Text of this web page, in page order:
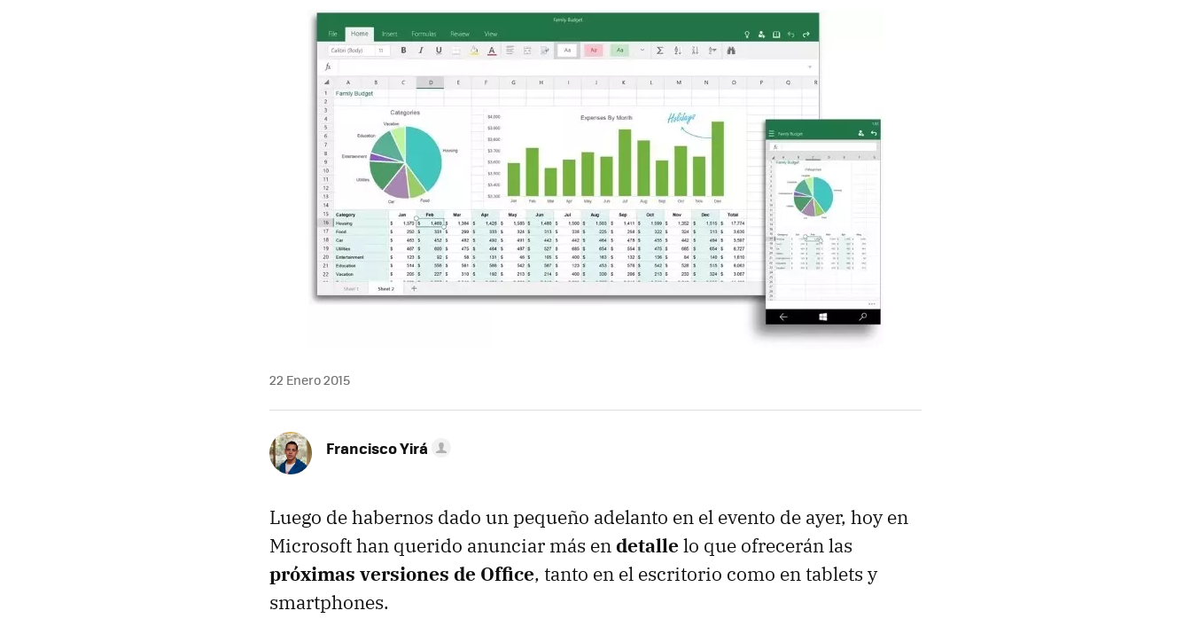
22 Enero 2015
Francisco Yirá
Luego de habernos dado un pequeño adelanto en el evento de ayer, hoy en
Microsoft han querido anunciar más endetalle lo que ofrecerán las
próximas versiones de Office, tanto en el escritorio como en tablets y
smartphones.